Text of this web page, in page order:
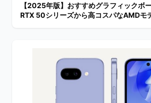
【2025年版】おすすめグラフィックボ
RTX 50シリーズから高コスパなAMDモ